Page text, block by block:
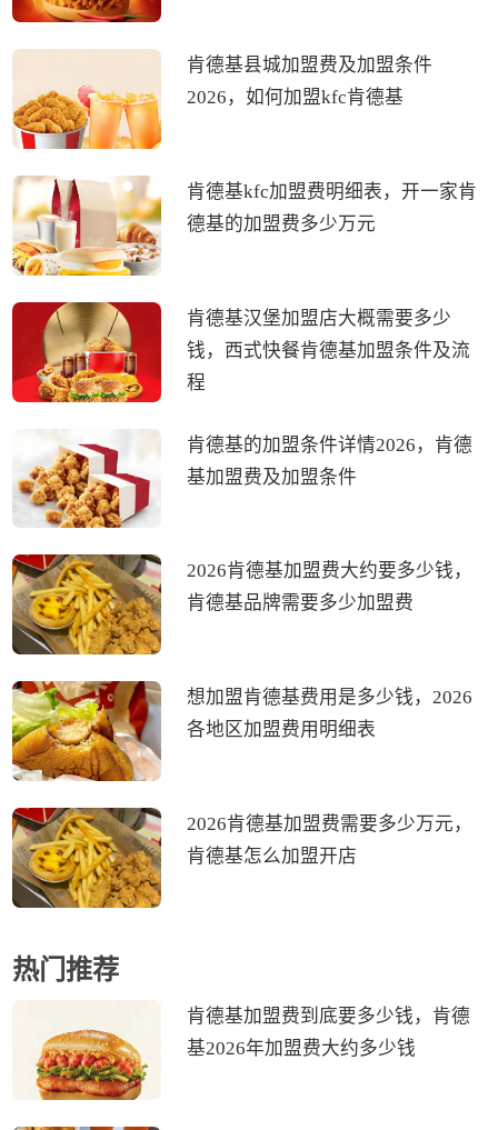
肯德基县城加盟费及加盟条件
2026，如何加盟kfc肯德基
肯德基kfc加盟费明细表，开一家肯
德基的加盟费多少万元
肯德基汉堡加盟店大概需要多少
钱，西式快餐肯德基加盟条件及流
程
肯德基的加盟条件详情2026，肯德
基加盟费及加盟条件
2026肯德基加盟费大约要多少钱，
肯德基品牌需要多少加盟费
想加盟肯德基费用是多少钱，2026
各地区加盟费用明细表
2026肯德基加盟费需要多少万元，
肯德基怎么加盟开店
热门推荐
肯德基加盟费到底要多少钱，肯德
基2026年加盟费大约多少钱